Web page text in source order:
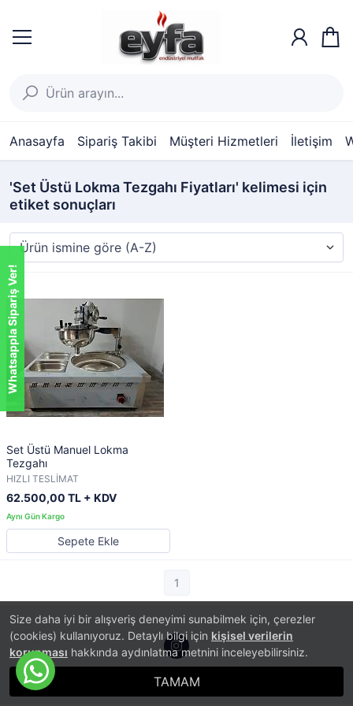
Anasayfa Sipariş Takibi Müşteri Hizmetleri İletişim
Size daha iyi bir alışveriş deneyimi sunabilmek için, çerezler
(cookies) kullanıyoruz. Detaylı bilgi için kişisel verilerin
korunması hakkında aydınlatma metnini inceleyebilirsiniz.
TAMAM
'Set Üstü Lokma Tezgahı Fiyatları' kelimesi için
etiket sonuçları
Set Üstü Manuel Lokma
Tezgahı
HIZLI TESLİMAT
62.500,00 TL + KDV
Sepete Ekle
1
PlatinMarket E-Ticaret Sistemi
Whatsappla Sipariş Ver!